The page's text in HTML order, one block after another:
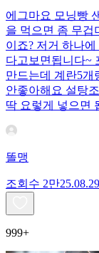
에그마요 모닝빵
을 먹으면 좀 무겁
이죠? 저거 하나
다고보면됩니다~
만드는데 계란5개
안좋아해요 설탕
딱 요렇게 넣으면
똘맹
조회수 2만25.08.29
999+